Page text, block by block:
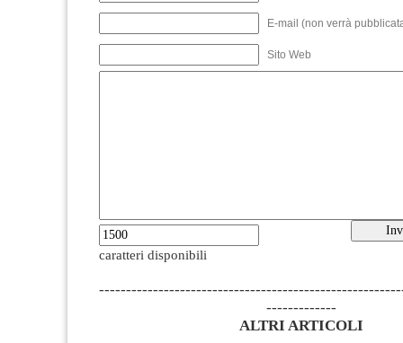
E-mail (non verrà
Sito Web
caratteri disponibili
-------------
ALTRI ARTICOLI